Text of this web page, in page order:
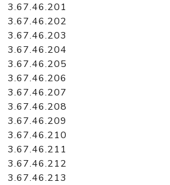
3.67.46.201
3.67.46.202
3.67.46.203
3.67.46.204
3.67.46.205
3.67.46.206
3.67.46.207
3.67.46.208
3.67.46.209
3.67.46.210
3.67.46.211
3.67.46.212
3.67.46.213